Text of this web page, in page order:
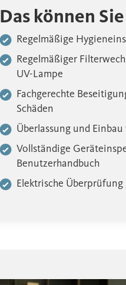
Das können
Regelmäßige
Regelmäßiger
UV-Lampe
Fachgerechte
Schäden
Überlassung und
Vollständige
Benutzerhandbuch
Elektrische Überprüfung